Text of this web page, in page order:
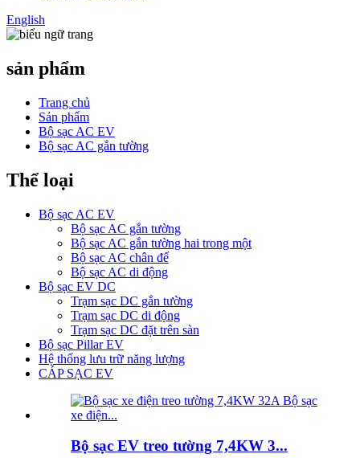
English
sản phẩm
Trang chủ
Sản phẩm
Bộ sạc AC EV
Bộ sạc AC gắn tường
Thể loại
Bộ sạc AC EV
Bộ sạc AC gắn tường
Bộ sạc AC gắn tường hai trong một
Bộ sạc AC chân đế
Bộ sạc AC di động
Bộ sạc EV DC
Trạm sạc DC gắn tường
Trạm sạc DC di động
Trạm sạc DC đặt trên sàn
Bộ sạc Pillar EV
Hệ thống lưu trữ năng lượng
CÁP SẠC EV
Bộ sạc EV treo tường 7,4KW 3...